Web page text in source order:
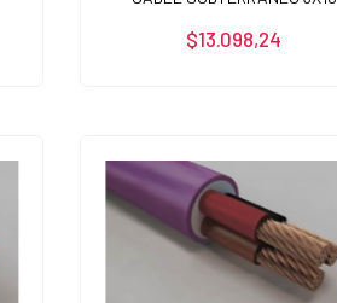
$13.098,24